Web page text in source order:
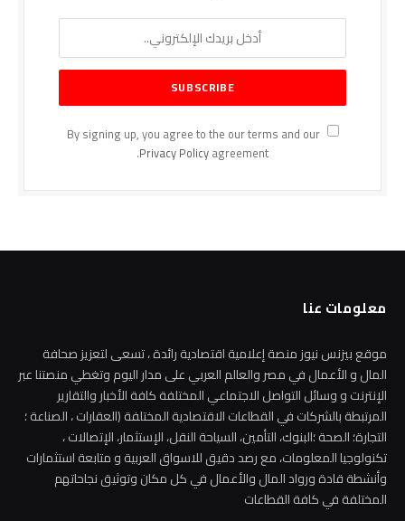
By signing up, you agree to the our terms and our
Privacy Policyagreement.
معلومات عنا
موقع بيزنس نيوز منصة إعلامية اقتصادية رائدة ، تسعى لتعزيز صحافة
المال و الأعمال في مصر والعالم العربي على مدار اليوم وتغطي منصتنا عبر
الإنترنت و وسائل التواصل الاجتماعي المختلفة كافة الأخبار والتقارير
المرتبطة بالشركات في القطاعات الاقتصادية المختلفة (العقارات ، الصناعة ؛
التجارة؛ الصحة ؛البنوك، التأمين، السياحة النقل، الإستثمار، الإتصالات ،
تكنولوجيا المعلومات، مع رصد دقيق للاسواق العربية و متابعة استثمارات
وأنشطة قادة ورواد المال والأعمال في كل مكان وتوثيق نجاحاتهم
المختلفة في كافة القطاعات